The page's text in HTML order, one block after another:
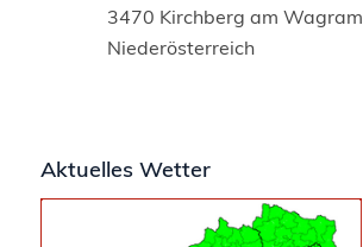
3470 Kirchberg am Wagram
Niederösterreich
Aktuelles Wetter